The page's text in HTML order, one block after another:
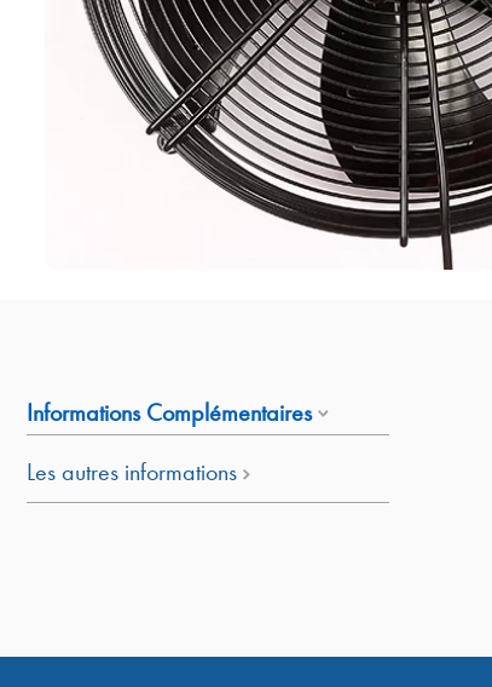
Informations Complémentaires
Les autres informations